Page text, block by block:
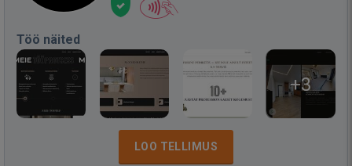
Töö näited
+3
LOO TELLIMUS